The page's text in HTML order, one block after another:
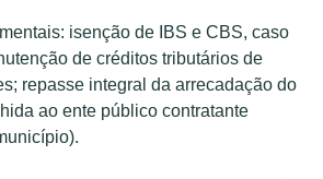
isenção de IBS e CBS, caso
de créditos tributários de
repasse integral da arrecadação do
ao ente público contratante